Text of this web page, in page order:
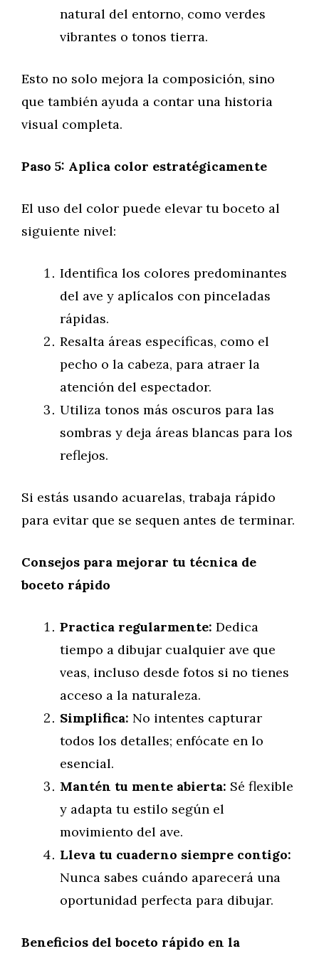
natural del entorno, como verdes
vibrantes o tonos tierra.
Esto no solo mejora la composición, sino
que también ayuda a contar una historia
visual completa.
Paso 5: Aplica color estratégicamente
El uso del color puede elevar tu boceto al
siguiente nivel:
Identifica los colores predominantes
del ave y aplícalos con pinceladas
rápidas.
Resalta áreas específicas, como el
pecho o la cabeza, para atraer la
atención del espectador.
Utiliza tonos más oscuros para las
sombras y deja áreas blancas para los
reflejos.
Si estás usando acuarelas, trabaja rápido
para evitar que se sequen antes de terminar.
Consejos para mejorar tu técnica de
boceto rápido
Practica regularmente: Dedica
tiempo a dibujar cualquier ave que
veas, incluso desde fotos si no tienes
acceso a la naturaleza.
Simplifica: No intentes capturar
todos los detalles; enfócate en lo
esencial.
Mantén tu mente abierta: Sé flexible
y adapta tu estilo según el
movimiento del ave.
Lleva tu cuaderno siempre contigo:
Nunca sabes cuándo aparecerá una
oportunidad perfecta para dibujar.
Beneficios del boceto rápido en la